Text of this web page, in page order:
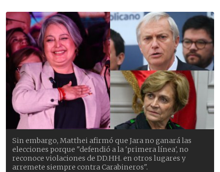
Sin embargo, Matthei afirmó que Jara no ganará las
elecciones porque "defendió a la 'primera línea', no
reconoce violaciones de DD.HH. en otros lugares y
arremete siempre contra Carabineros".